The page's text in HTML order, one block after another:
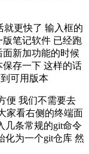
就更快了 输入框的
笔记软件 已经跑
新加功能的时候
存一下 这样的话
可用版本
便 我们不需要去
家看右侧的终端面
几条常规的git命令
化为一个git仓库 然